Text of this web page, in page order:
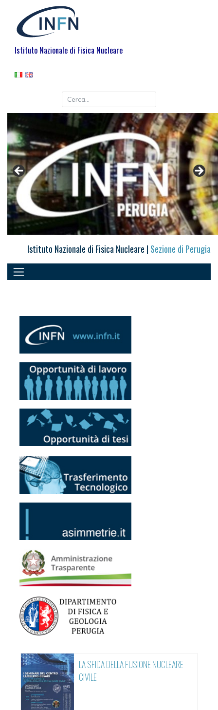
Istituto Nazionale di Fisica Nucleare
Istituto Nazionale di Fisica Nucleare | Sezione di Perugia
LA SFIDA DELLA FUSIONE NUCLEARE
CIVILE